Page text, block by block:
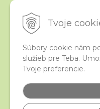
Tvoje
Súbory cookie nám
služieb pre Teba.
Tvoje preferencie.